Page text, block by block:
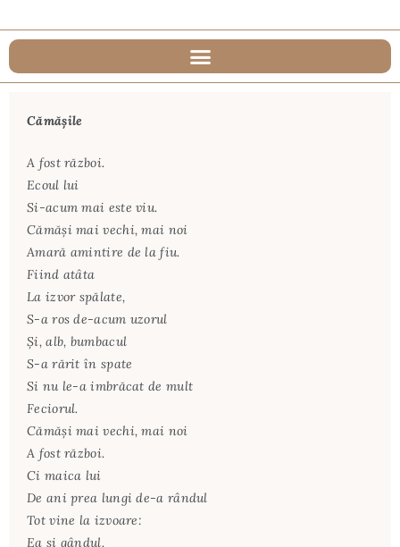
Cămășile
A fost război.
Ecoul lui
Si-acum mai este viu.
Cămăşi mai vechi, mai noi
Amară amintire de la fiu.
Fiind atâta
La izvor spălate,
S-a ros de-acum uzorul
Şi, alb, bumbacul
S-a rărit în spate
Si nu le-a imbrăcat de mult
Feciorul.
Cămăşi mai vechi, mai noi
A fost război.
Ci maica lui
De ani prea lungi de-a rândul
Tot vine la izvoare:
Ea si gândul.